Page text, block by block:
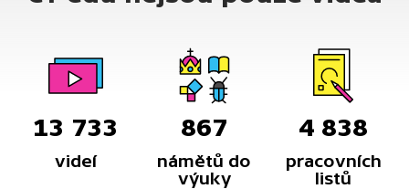
13 733
videí
867
námětů do
výuky
4 838
pracovních
listů